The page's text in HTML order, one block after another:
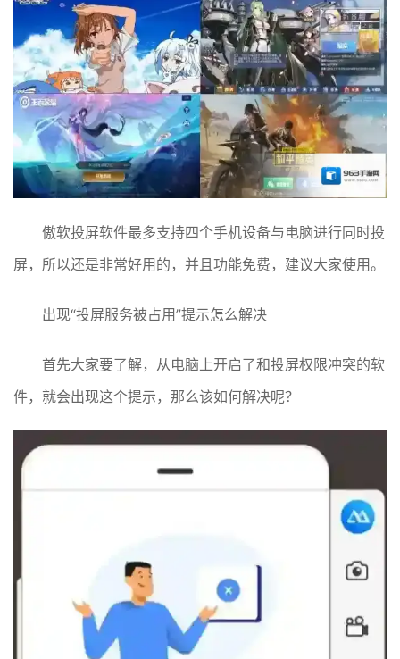
傲软投屏软件最多支持四个手机设备与电脑进行同时投
屏，所以还是非常好用的，并且功能免费，建议大家使用。
出现“投屏服务被占用”提示怎么解决
首先大家要了解，从电脑上开启了和投屏权限冲突的软
件，就会出现这个提示，那么该如何解决呢？